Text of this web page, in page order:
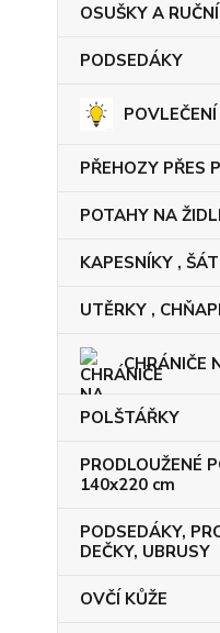
OSUŠKY A
PODSEDÁKY
PŘEHOZY PŘES
POTAHY NA
KAPESNÍKY ,
UTĚRKY ,
CHRÁNIČE
POLŠTÁŘKY
PRODLOUŽENÉ
140x220 cm
PODSEDÁKY,
DEČKY, UBRUSY
OVČÍ KŮŽE